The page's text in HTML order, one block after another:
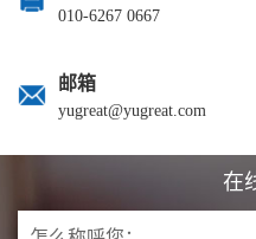
010-6267 0667
邮箱
yugreat@yugreat.com
在